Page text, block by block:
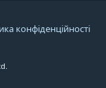
конфіденційності